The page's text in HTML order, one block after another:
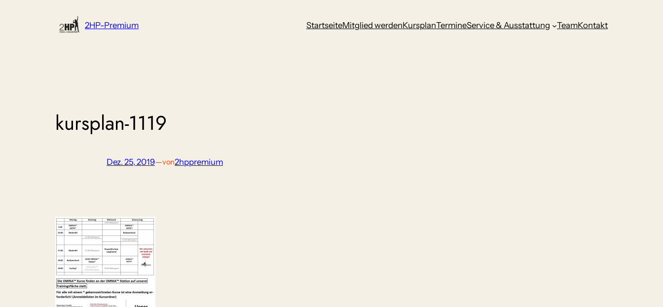
2HP-Premium StartseiteMitglied werdenKursplanTermineService & Ausstattung TeamKontakt
kursplan-1119
Dez. 25, 2019—von2hppremium